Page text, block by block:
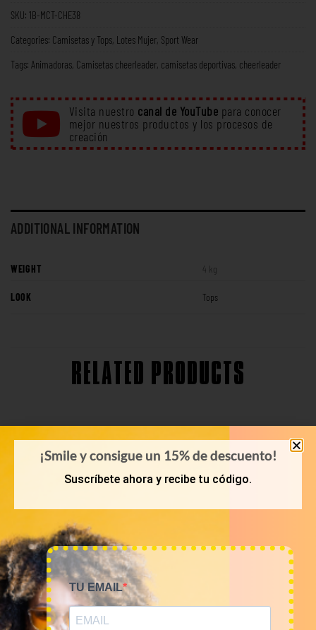
SKU: 1B-MCT-CHE38
Categories: Camisetas y Tops Lotes Mujer Sport Wear
Tags: Animadoras Camisetas cheerleader camisetas deportivas cheerleader
Visita nuestro canal de YouTube para conocer
mejor nuestros productos y los procesos de
creación
ADDITIONAL INFORMATION
WEIGHT 4 kg
LOOK Tops
RELATED PRODUCTS
PRIMAVERA-VERANO
¡Smile y consigue un 15% de descuento!
Suscríbete ahora y recibe tu código.
TU EMAIL